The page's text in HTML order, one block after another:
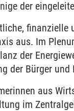
der
aus. Im
der
der Bürger
aus
im